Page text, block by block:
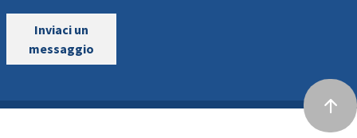
Inviaci un
messaggio